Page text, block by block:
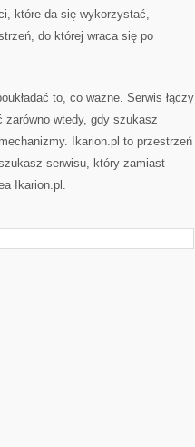
które da się wykorzystać,
do której wraca się po
to, co ważne. Serwis łączy
zarówno wtedy, gdy szukasz
Ikarion.pl to przestrzeń
serwisu, który zamiast
Ikarion.pl.